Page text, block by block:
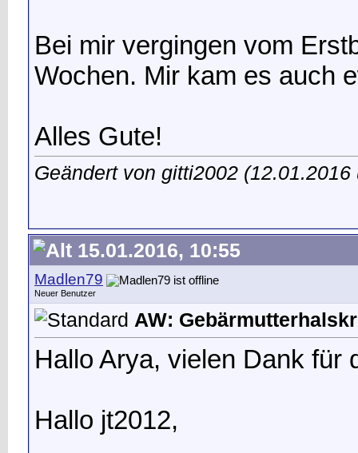
Bei mir vergingen vom
Wochen. Mir kam es auch
Alles Gute!
Geändert von gitti2002
15.01.2016, 10:55
Madlen79
Neuer Benutzer
AW:
Hallo Arya, vielen Dank für
Hallo jt2012,